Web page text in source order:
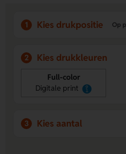
Full colour bedrukking
ontwerp duidelijk zien op elke
Diverse kleuren beschikbaar:
om de aandacht te trekken en
CE-gecertificeerd en
1 Kies drukpositie Op
2 Kies drukkleuren
Full-color
Digitale print
3 Kies aantal